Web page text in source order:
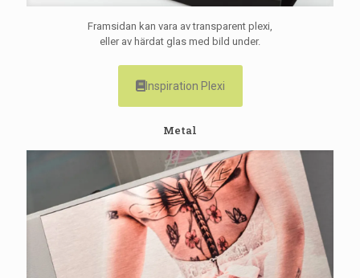
Framsidan kan vara av transparent plexi,
eller av härdat glas med bild under.
Inspiration Plexi
Metal